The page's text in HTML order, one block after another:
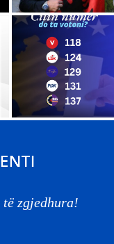
të zgjedhura!